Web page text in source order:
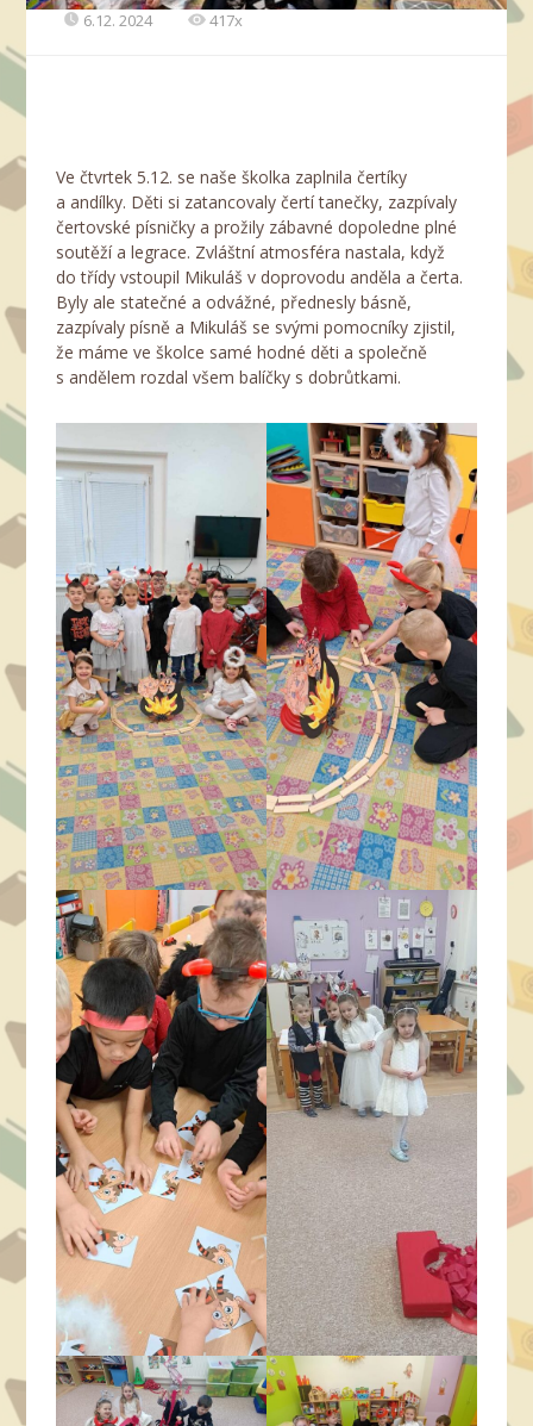
6.12. 2024 417x
Ve čtvrtek 5.12. se naše školka zaplnila čertíky
a andílky. Děti si zatancovaly čertí tanečky, zazpívaly
čertovské písničky a prožily zábavné dopoledne plné
soutěží a legrace. Zvláštní atmosféra nastala, když
do třídy vstoupil Mikuláš v doprovodu anděla a čerta.
Byly ale statečné a odvážné, přednesly básně,
zazpívaly písně a Mikuláš se svými pomocníky zjistil,
že máme ve školce samé hodné děti a společně
s andělem rozdal všem balíčky s dobrůtkami.